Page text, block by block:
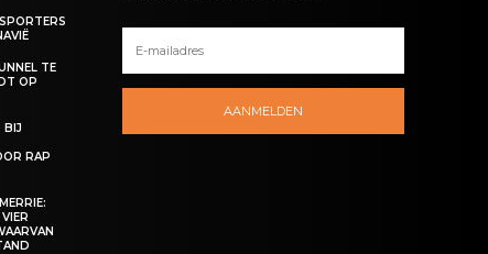
TE
OP
BIJ
RAP
AANMELDEN